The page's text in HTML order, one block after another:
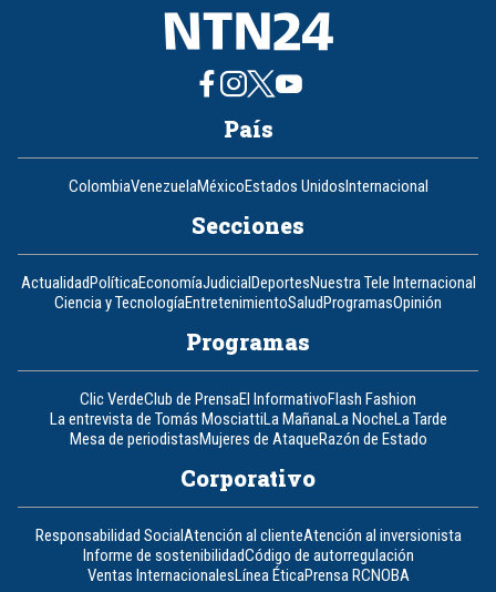
País
ColombiaVenezuelaMéxicoEstados UnidosInternacional
Secciones
ActualidadPolíticaEconomíaJudicialDeportesNuestra Tele Internacional
Ciencia y TecnologíaEntretenimientoSaludProgramasOpinión
Programas
Clic VerdeClub de PrensaEl InformativoFlash Fashion
La entrevista de Tomás MosciattiLa MañanaLa NocheLa Tarde
Mesa de periodistasMujeres de AtaqueRazón de Estado
Corporativo
Responsabilidad SocialAtención al clienteAtención al inversionista
Informe de sostenibilidadCódigo de autorregulación
Ventas InternacionalesLínea ÉticaPrensa RCNOBA